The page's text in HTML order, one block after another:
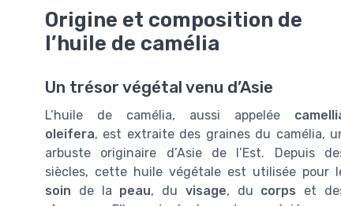
Origine et composition de
l’huile de camélia
Un trésor végétal venu d’Asie
L’huile de camélia, aussi appelée
oleifera, est extraite des graines du camélia,
arbuste originaire d’Asie de l’Est. Depuis
siècles, cette huile végétale est utilisée pour
soin de la peau, du visage, du corps et